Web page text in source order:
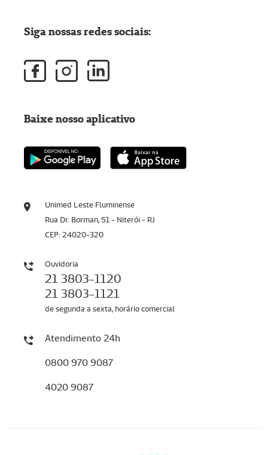
Unimed Leste Fluminense
Rua Dr. Borman, 51 - Niterói - RJ
CEP: 24020-320
Ouvidoria
21 3803-1120
21 3803-1121
de segunda a sexta, horário comercial
Atendimento 24h
0800 970 9087
4020 9087
Siga nossas redes sociais:
Baixe nosso aplicativo